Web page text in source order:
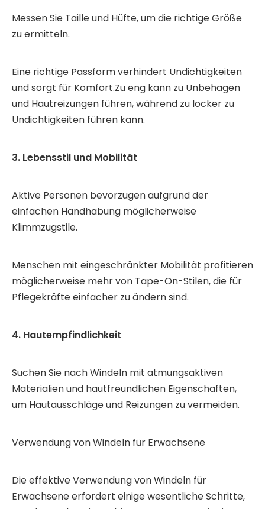
Messen Sie Taille und Hüfte, um die richtige Größe
zu ermitteln.
Eine richtige Passform verhindert Undichtigkeiten
und sorgt für Komfort.Zu eng kann zu Unbehagen
und Hautreizungen führen, während zu locker zu
Undichtigkeiten führen kann.
3. Lebensstil und Mobilität
Aktive Personen bevorzugen aufgrund der
einfachen Handhabung möglicherweise
Klimmzugstile.
Menschen mit eingeschränkter Mobilität profitieren
möglicherweise mehr von Tape-On-Stilen, die für
Pflegekräfte einfacher zu ändern sind.
4. Hautempfindlichkeit
Suchen Sie nach Windeln mit atmungsaktiven
Materialien und hautfreundlichen Eigenschaften,
um Hautausschläge und Reizungen zu vermeiden.
Verwendung von Windeln für Erwachsene
Die effektive Verwendung von Windeln für
Erwachsene erfordert einige wesentliche Schritte,